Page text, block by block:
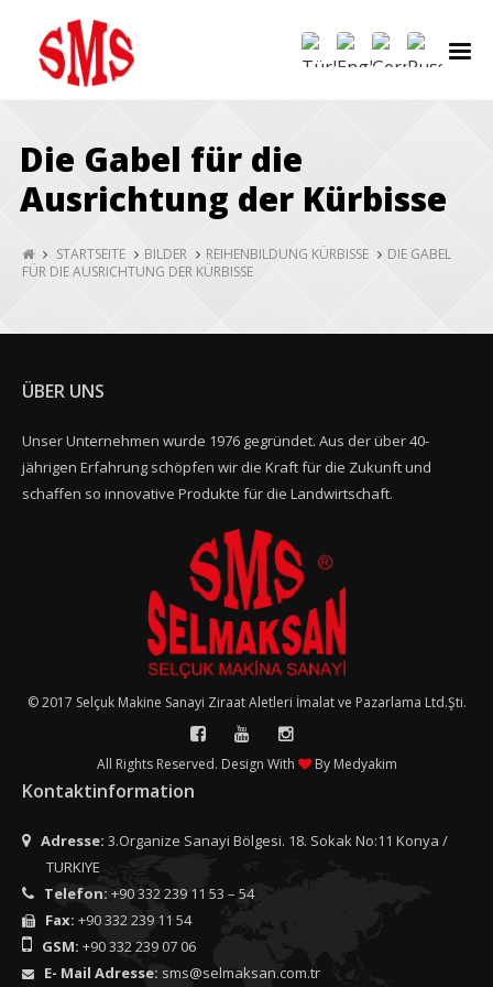
Die Gabel für die
Ausrichtung der Kürbisse
STARTSEITE BILDER REIHENBILDUNG KÜRBISSE
DIE GABEL
FÜR DIE AUSRICHTUNG DER KÜRBISSE
ÜBER UNS
Unser Unternehmen wurde 1976 gegründet. Aus der über 40-
jährigen Erfahrung schöpfen wir die Kraft für die Zukunft und
schaffen so innovative Produkte für die Landwirtschaft.
© 2017 Selçuk Makine Sanayi Ziraat Aletleri İmalat ve Pazarlama Ltd.Şti.
All Rights Reserved. Design With By Medyakim
Kontaktinformation
Adresse: 3.Organize Sanayi Bölgesi. 18. Sokak No:11 Konya /
TURKIYE
Telefon: +90 332 239 11 53 – 54
Fax: +90 332 239 11 54
GSM: +90 332 239 07 06
E- Mail Adresse: sms@selmaksan.com.tr